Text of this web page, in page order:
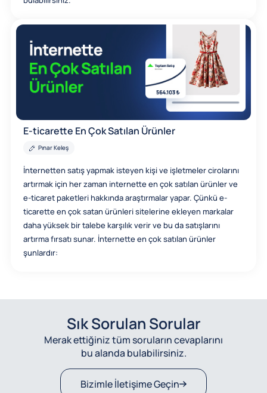
E-ticarette En Çok Satılan Ürünler
Pınar Keleş
İnternetten satış yapmak isteyen kişi ve işletmeler cirolarını
artırmak için her zaman internette en çok satılan ürünler ve
e-ticaret paketleri hakkında araştırmalar yapar. Çünkü e-
ticarette en çok satan ürünleri sitelerine ekleyen markalar
daha yüksek bir talebe karşılık verir ve bu da satışlarını
artırma fırsatı sunar. İnternette en çok satılan ürünler
şunlardır:
Sık Sorulan Sorular
Merak ettiğiniz tüm soruların cevaplarını
bu alanda bulabilirsiniz.
Bizimle İletişime Geçin